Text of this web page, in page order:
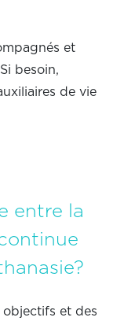
et
besoin,
de vie
entre la
objectifs et des